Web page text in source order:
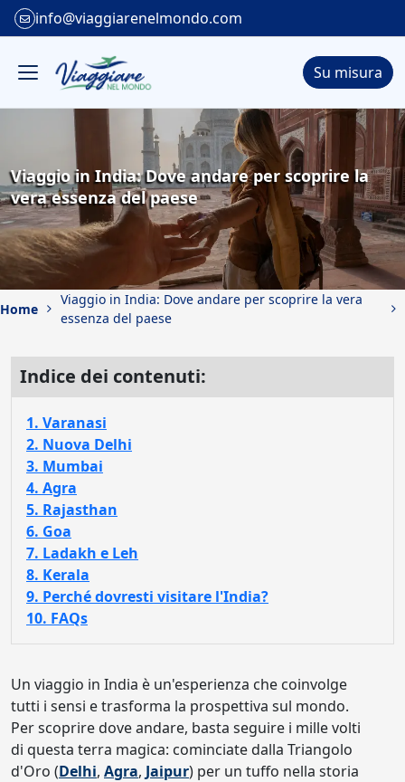
info@viaggiarenelmondo.com
Su misura
Viaggio in India: Dove andare per scoprire la
vera essenza del paese
Home
Viaggio in India: Dove andare per scoprire la vera
essenza del paese
Indice dei contenuti:
1. Varanasi
2. Nuova Delhi
3. Mumbai
4. Agra
5. Rajasthan
6. Goa
7. Ladakh e Leh
8. Kerala
9. Perché dovresti visitare l'India?
10. FAQs
Un viaggio in India è un'esperienza che coinvolge
tutti i sensi e trasforma la prospettiva sul mondo.
Per scoprire dove andare, basta seguire i mille volti
di questa terra magica: cominciate dalla Triangolo
d'Oro (Delhi, Agra, Jaipur) per un tuffo nella storia